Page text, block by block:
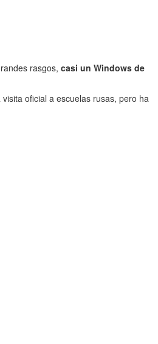
rasgos, casi un Windows de
oficial a escuelas rusas, pero ha